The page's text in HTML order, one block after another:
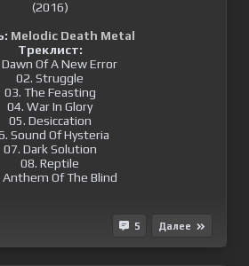
Melodic Death Metal
Треклист:
Of A New Error
02. Struggle
03. The Feasting
04. War In Glory
05. Desiccation
Sound Of Hysteria
07. Dark Solution
08. Reptile
Anthem Of The Blind
5 Далее